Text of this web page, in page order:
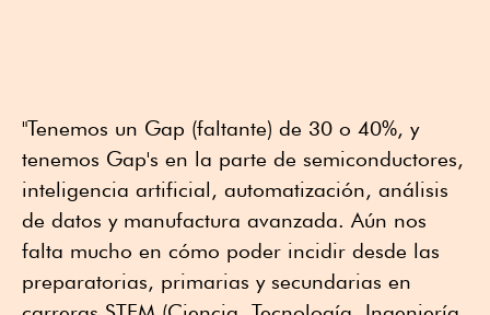
"Tenemos un Gap (faltante) de 30 o 40%, y
tenemos Gap's en la parte de semiconductores,
inteligencia artificial, automatización, análisis
de datos y manufactura avanzada. Aún nos
falta mucho en cómo poder incidir desde las
preparatorias, primarias y secundarias en